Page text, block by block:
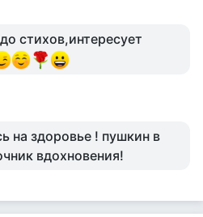
стихов,интересует
на здоровье ! пушкин в
вдохновения!